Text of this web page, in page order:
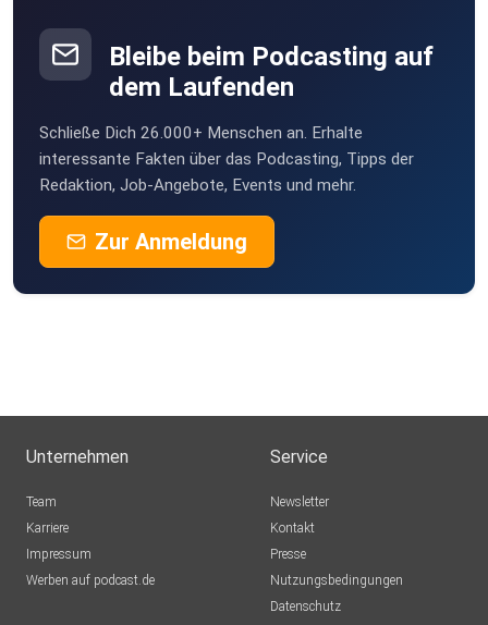
Bleibe beim Podcasting auf
dem Laufenden
Schließe Dich 26.000+ Menschen an. Erhalte
interessante Fakten über das Podcasting, Tipps der
Redaktion, Job-Angebote, Events und mehr.
Zur Anmeldung
Unternehmen
Team
Karriere
Impressum
Werben auf podcast.de
Service
Newsletter
Kontakt
Presse
Nutzungsbedingungen
Datenschutz